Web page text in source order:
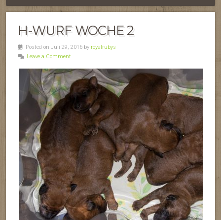
H-WURF WOCHE 2
Posted on Juli 29, 2016 by royalrubys
Leave a Comment